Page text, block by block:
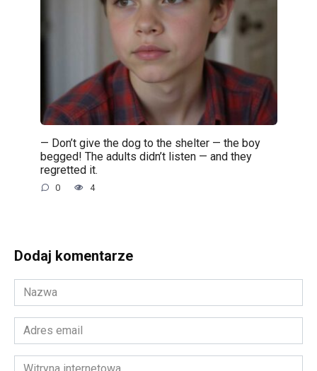
— Don’t give the dog to the shelter — the boy
begged! The adults didn’t listen — and they
regretted it.
0 4
Dodaj komentarze
Nazwa
*
Adres
email
*Witryna